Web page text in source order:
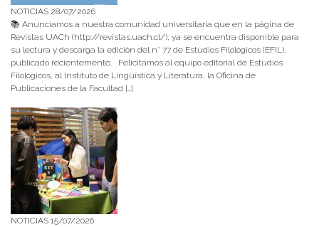
NOTICIAS 28/07/2026
📚 Anunciamos a nuestra comunidad universitaria que en la página de
Revistas UACh (http://revistas.uach.cl/), ya se encuentra disponible para
su lectura y descarga la edición del n° 77 de Estudios Filológicos (EFIL),
publicado recientemente. Felicitamos al equipo editorial de Estudios
Filológicos, al Instituto de Lingüística y Literatura, la Oficina de
Publicaciones de la Facultad […]
NOTICIAS 15/07/2026